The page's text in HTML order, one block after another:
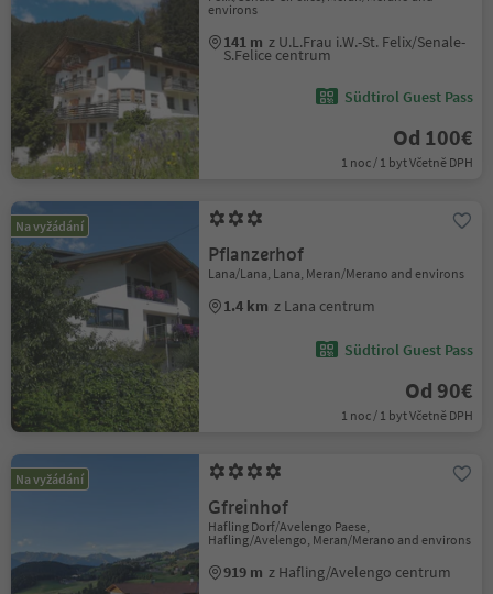
environs
141 m z U.L.Frau i.W.-St. Felix/Senale-
S.Felice centrum
Südtirol Guest Pass
Od 100€
1 noc / 1 byt Včetně DPH
Na vyžádání
Pflanzerhof
Lana/Lana, Lana, Meran/Merano and environs
1.4 km z Lana centrum
Südtirol Guest Pass
Od 90€
1 noc / 1 byt Včetně DPH
Na vyžádání
Gfreinhof
Hafling Dorf/Avelengo Paese,
Hafling/Avelengo, Meran/Merano and environs
919 m z Hafling/Avelengo centrum